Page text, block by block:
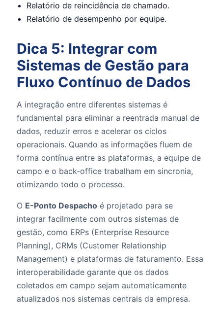
Relatório de reincidência de chamado.
Relatório de desempenho por equipe.
Dica 5: Integrar com
Sistemas de Gestão para
Fluxo Contínuo de Dados
A integração entre diferentes sistemas é
fundamental para eliminar a reentrada manual de
dados, reduzir erros e acelerar os ciclos
operacionais. Quando as informações fluem de
forma contínua entre as plataformas, a equipe de
campo e o back-office trabalham em sincronia,
otimizando todo o processo.
O E-Ponto Despacho é projetado para se
integrar facilmente com outros sistemas de
gestão, como ERPs (Enterprise Resource
Planning), CRMs (Customer Relationship
Management) e plataformas de faturamento. Essa
interoperabilidade garante que os dados
coletados em campo sejam automaticamente
atualizados nos sistemas centrais da empresa.